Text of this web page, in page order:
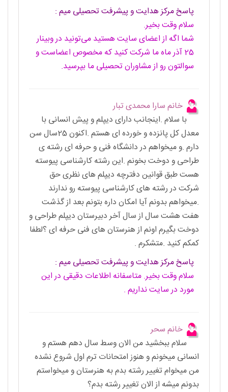
پاسخ مرکز هدایت و پیشرفت تحصیلی میم :
سلام وقت بخیر.
شما اگه از اعضای سایت هستید می‌تونید در وبینار
25 آذر ماه ما شرکت کنید که مخصوص اعضاست و
سوالتون رو از مشاوران تحصیلی ما بپرسید.
خانم سارا محمدی تبار
با سلام .اینجانب دارای دیپلم و پیش انسانی با
معدل کل پانزده و خورده ای هستم .اکنون 25سال سن
دارم .و میخواهم در دانشگاه فنی و حرفه ای رشته ی
طراحی و دوخت بخونم .این رشته کارشناسی پیوسته
هست طبق قوانین دفترچه دیپلم های نظری حق
شرکت در رشته های کارشناسی پیوسته رو ندارند
.میخواهم بدونم آیا امکان داره بتونم بعد از گذشت
هفت هشت سال از سال آخر دبیرستان دیپلم طراحی و
دوخت بگیرم اونم از هنرستان های فنی حرفه ای ؟لطفا
کمکم کنید .متشکرم .
پاسخ مرکز هدایت و پیشرفت تحصیلی میم :
سلام وقت بخیر. متاسفانه اطلاعات دقیقی در این
مورد در سایت نداریم .
خانم سحر
سلام ببخشید من الان وسط سال دهم هستم و
انسانی میخونم و هنوز امتحانات ترم اول شروع نشده
من میخوام تغییر رشته بدم به هنرستان و میخواستم
بدونم میشه از الان تغییر رشته بدم؟